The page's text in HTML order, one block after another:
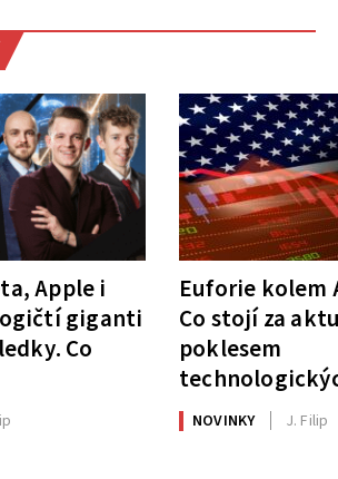
Apple i
giganti
Co
Euforie kolem
Co stojí za
poklesem
NOVINKY J. Filip